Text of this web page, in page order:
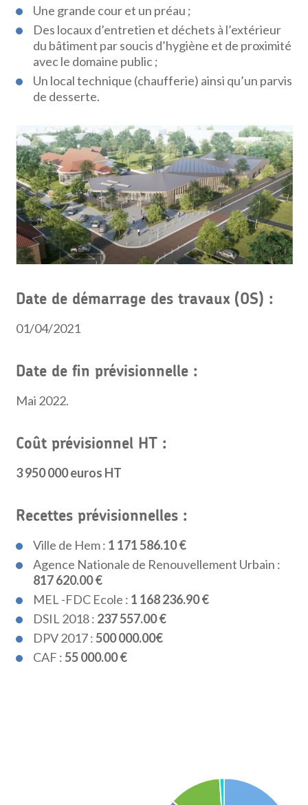
Une grande cour et un préau ;
Des locaux d’entretien et déchets à l’extérieur
du bâtiment par soucis d’hygiène et de proximité
avec le domaine public ;
Un local technique (chaufferie) ainsi qu’un parvis
de desserte.
Date de démarrage des travaux (OS) :
01/04/2021
Date de fin prévisionnelle :
Mai 2022.
Coût prévisionnel HT :
3 950 000 euros HT
Recettes prévisionnelles :
Ville de Hem : 1 171 586.10 €
Agence Nationale de Renouvellement Urbain :
817 620.00 €
MEL -FDC Ecole : 1 168 236.90 €
DSIL 2018 : 237 557.00 €
DPV 2017 :500 000.00€
CAF :55 000.00 €